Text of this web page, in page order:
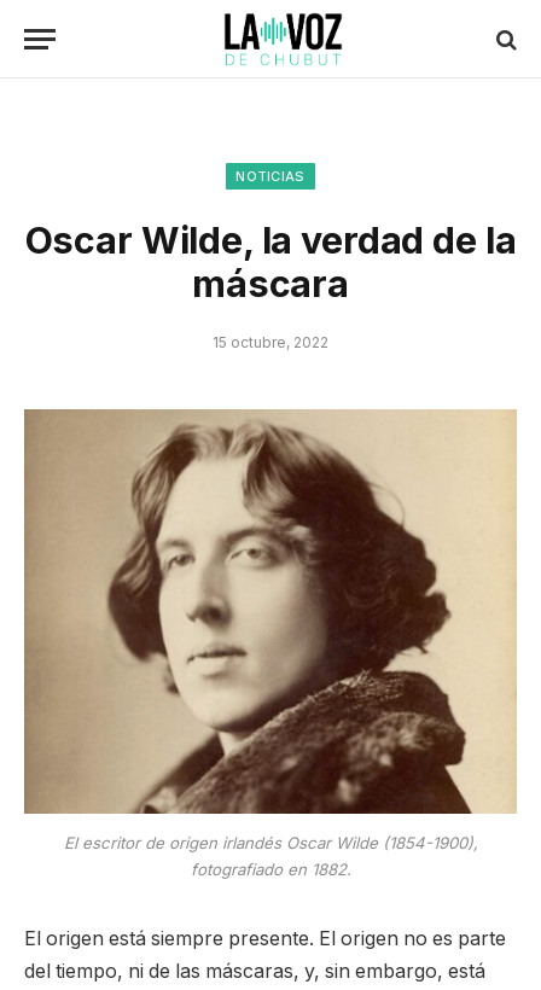
NOTICIAS
Oscar Wilde, la verdad de la
máscara
15 octubre, 2022
El escritor de origen irlandés Oscar Wilde (1854-1900),
fotografiado en 1882.
El origen está siempre presente. El origen no es parte
del tiempo, ni de las máscaras, y, sin embargo, está